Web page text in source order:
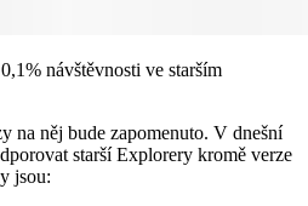
návštěvnosti ve starším
na něj bude zapomenuto. V dnešní
starší Explorery kromě verze
jsou: